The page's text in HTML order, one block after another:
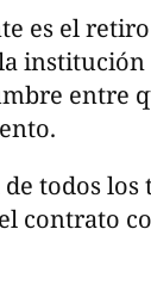
es el
institución
entre
todos los
contrato